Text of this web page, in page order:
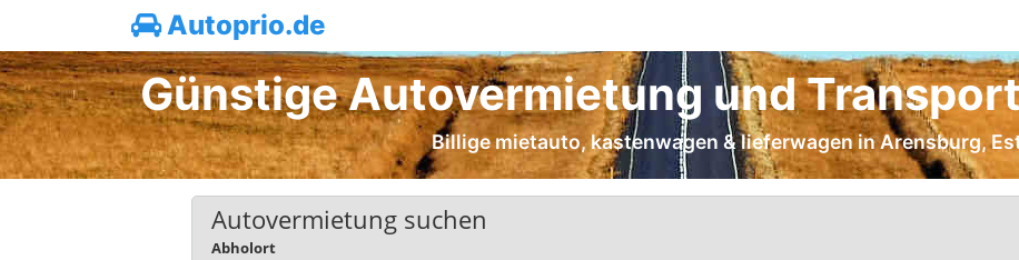
Autoprio.de
Günstige Autovermietung und
Billige mietauto, kastenwagen & lieferwagen in Arensburg,
Autovermietung suchen
Abholort